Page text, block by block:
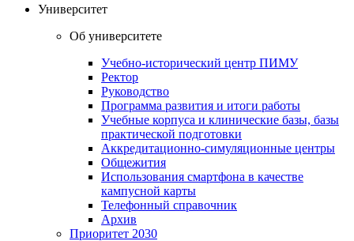
Университет
Об университете
Учебно-исторический центр ПИМУ
Ректор
Руководство
Программа развития и итоги работы
Учебные корпуса и клинические базы, базы
практической подготовки
Аккредитационно-симуляционные центры
Общежития
Использования смартфона в качестве
кампусной карты
Телефонный справочник
Архив
Приоритет 2030